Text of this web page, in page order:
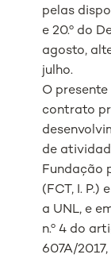
pelas
e 20.º do
agosto,
julho.
O
contrato
de
Fundação
(FCT, I. P.) e
a UNL, e
n.º 4 do
607A/